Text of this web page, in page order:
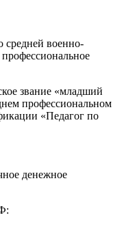
средней военно-
звание «младший
профессиональном
«Педагог по
денежное